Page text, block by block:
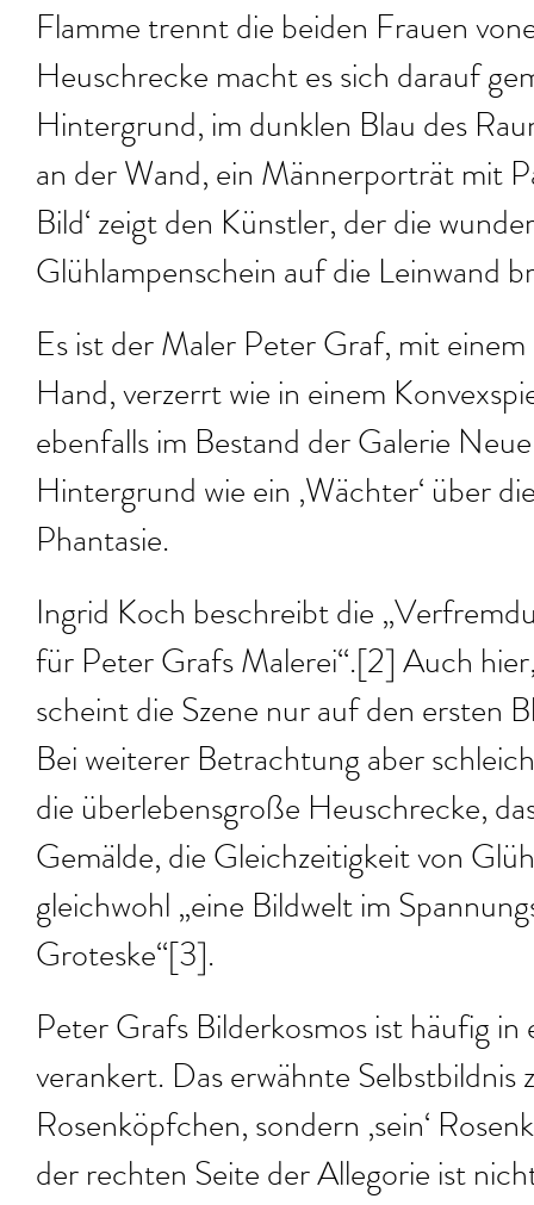
Flamme trennt die beiden Frauen
Heuschrecke macht es sich darauf
Hintergrund, im dunklen Blau des
an der Wand, ein Männerporträt mit
Bild‘ zeigt den Künstler, der die
Glühlampenschein auf die Leinwand
Es ist der Maler Peter Graf, mit
Hand, verzerrt wie in einem
ebenfalls im Bestand der Galerie
Hintergrund wie ein ‚Wächter‘ über
Phantasie.
Ingrid Koch beschreibt die
für Peter Grafs Malerei“.[2] Auch
scheint die Szene nur auf den ersten
Bei weiterer Betrachtung aber
die überlebensgroße Heuschrecke,
Gemälde, die Gleichzeitigkeit von
gleichwohl „eine Bildwelt im
Groteske“[3].
Peter Grafs Bilderkosmos ist häufig in
verankert. Das erwähnte Selbstbildnis
Rosenköpfchen, sondern ‚sein‘
der rechten Seite der Allegorie ist